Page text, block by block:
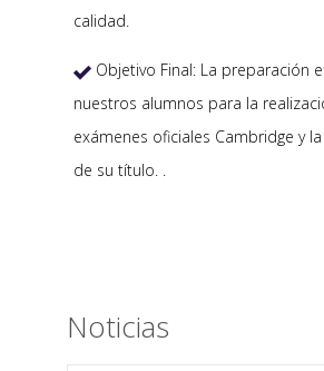
calidad.
 Objetivo Final: La preparación
nuestros alumnos para la
exámenes oficiales Cambridge y
de su título. .
Noticias